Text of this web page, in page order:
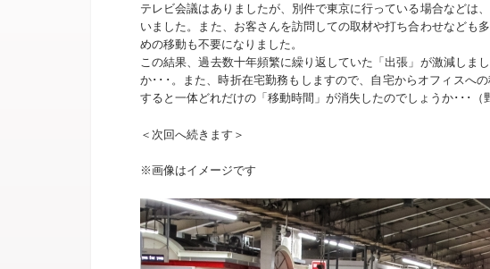
テレビ会議はありましたが、別件で東京に行っている場合などは
いました。また、お客さんを訪問しての取材や打ち合わせなども
めの移動も不要になりました。
この結果、過去数十年頻繁に繰り返していた「出張」が激減しま
か･･･。また、時折在宅勤務もしますので、自宅からオフィスへ
すると一体どれだけの「移動時間」が消失したのでしょうか･･･（
＜次回へ続きます＞
※画像はイメージです